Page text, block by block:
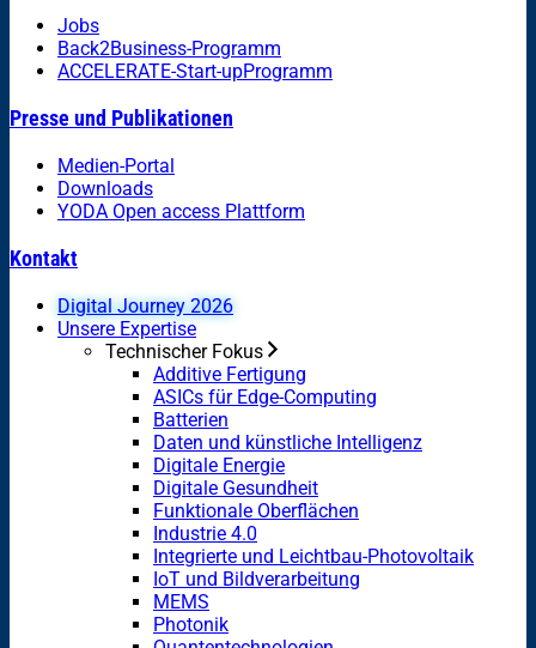
Jobs
Back2Business-Programm
ACCELERATE-Start-upProgramm
Presse und Publikationen
Medien-Portal
Downloads
YODA Open access Plattform
Kontakt
Digital Journey 2026
Unsere Expertise
Technischer Fokus
Additive Fertigung
ASICs für Edge-Computing
Batterien
Daten und künstliche Intelligenz
Digitale Energie
Digitale Gesundheit
Funktionale Oberflächen
Industrie 4.0
Integrierte und Leichtbau-Photovoltaik
IoT und Bildverarbeitung
MEMS
Photonik